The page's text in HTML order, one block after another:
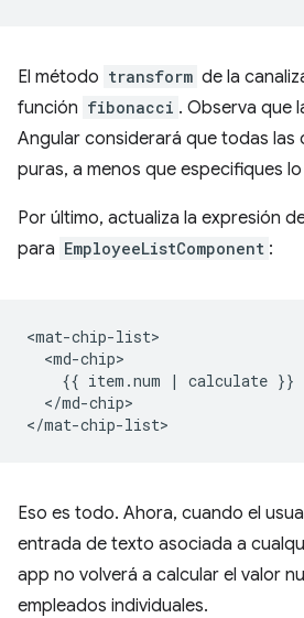
El método transform de la
función fibonacci . Observa que
Angular considerará que todas las
puras, a menos que especifiques
Por último, actualiza la expresión
para EmployeeListComponent :
<mat-chip-list>
  <md-chip>
    {{ item.num | calculate }}
  </md-chip>
Eso es todo. Ahora, cuando el
entrada de texto asociada a
app no volverá a calcular el valor
empleados individuales.